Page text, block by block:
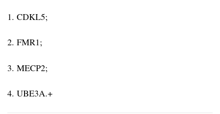
1. CDKL5;
2. FMR1;
3. MECP2;
4. UBE3A.+